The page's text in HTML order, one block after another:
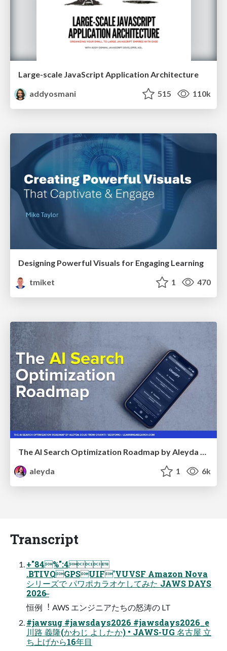
Large-scale JavaScript Application Architecture
addyosmani
515 110k
Designing Powerful Visuals for Engaging Learning
tmiket
1 470
aleyda
1 6k
Transcript
+"84%":4
.BTIVQGPSUIF'VUVSF Amazon Nova
シリーズで パワポカラオケしてみた JAWS DAYS
2026 ̶
恒例︕ AWS エンジニアたちの怒涛の LT
#jawsug #jawsdays2026 #jawsdays2026_e
川路 義隆(かわじ よしたか) • JAWS-UG 名古屋 ⽴
ち上げから16年⽬